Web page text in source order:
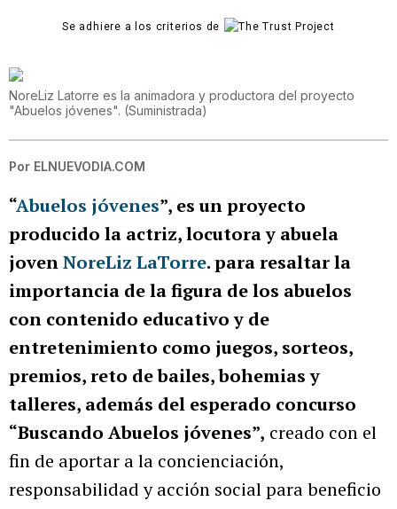
Se adhiere a los criterios de
NoreLiz Latorre es la animadora y productora del proyecto
"Abuelos jóvenes". (Suministrada)
Por ELNUEVODIA.COM
“Abuelos jóvenes”, es un proyecto
producido la actriz, locutora y abuela
jovenNoreLiz LaTorre. para resaltar la
importancia de la figura de los abuelos
con contenido educativo y de
entretenimiento como juegos, sorteos,
premios, reto de bailes, bohemias y
talleres, además del esperado concurso
“Buscando Abuelos jóvenes”, creado con el
fin de aportar a la concienciación,
responsabilidad y acción social para beneficio